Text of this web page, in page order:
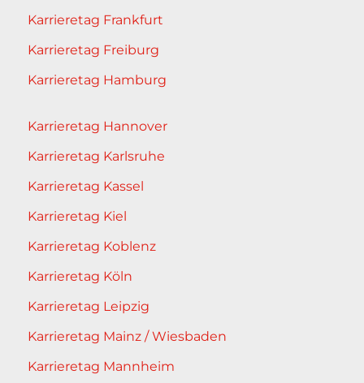
Karrieretag Frankfurt
Karrieretag Freiburg
Karrieretag Hamburg
Karrieretag Hannover
Karrieretag Karlsruhe
Karrieretag Kassel
Karrieretag Kiel
Karrieretag Koblenz
Karrieretag Köln
Karrieretag Leipzig
Karrieretag Mainz / Wiesbaden
Karrieretag Mannheim